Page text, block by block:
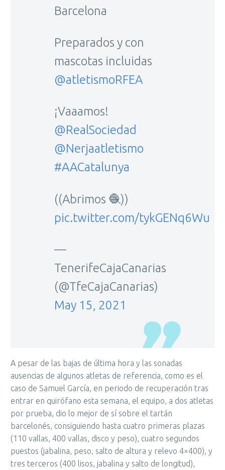
Barcelona
Preparados y con
mascotas incluidas
@atletismoRFEA
¡Vaaamos!
@RealSociedad
@Nerjaatletismo
#AACatalunya
((Abrimos 🧶))
pic.twitter.com/tykGENq6Wu
—
TenerifeCajaCanarias
(@TfeCajaCanarias)
May 15, 2021
A pesar de las bajas de última hora y las sonadas
ausencias de algunos atletas de referencia, como es el
caso de Samuel García, en periodo de recuperación tras
entrar en quirófano esta semana, el equipo, a dos atletas
por prueba, dio lo mejor de sí sobre el tartán
barcelonés, consiguiendo hasta cuatro primeras plazas
(110 vallas, 400 vallas, disco y peso), cuatro segundos
puestos (jabalina, peso, salto de altura y relevo 4×400), y
tres terceros (400 lisos, jabalina y salto de longitud),